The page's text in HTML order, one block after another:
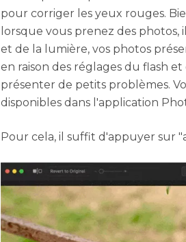
pour corriger les yeux rouges.
lorsque vous prenez des photos,
et de la lumière, vos photos
en raison des réglages du flash
présenter de petits problèmes.
disponibles dans l'application
Pour cela, il suffit d'appuyer sur